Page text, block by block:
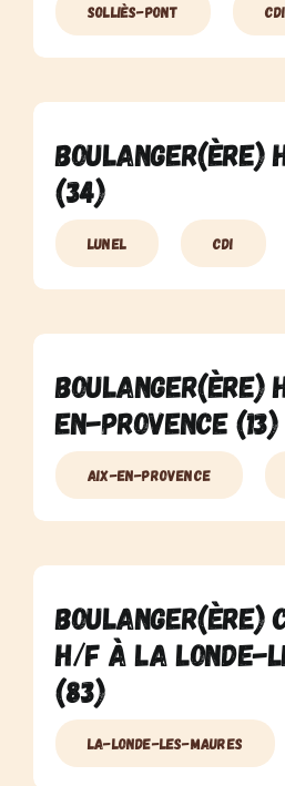
Solliès-Pont CDI
Boulanger(ère)
(34)
Lunel CDI
Boulanger(ère)
En-Provence (13)
Aix-En-Provence
Boulanger(ère)
H/F à La Londe-
(83)
La-Londe-Les-Maures